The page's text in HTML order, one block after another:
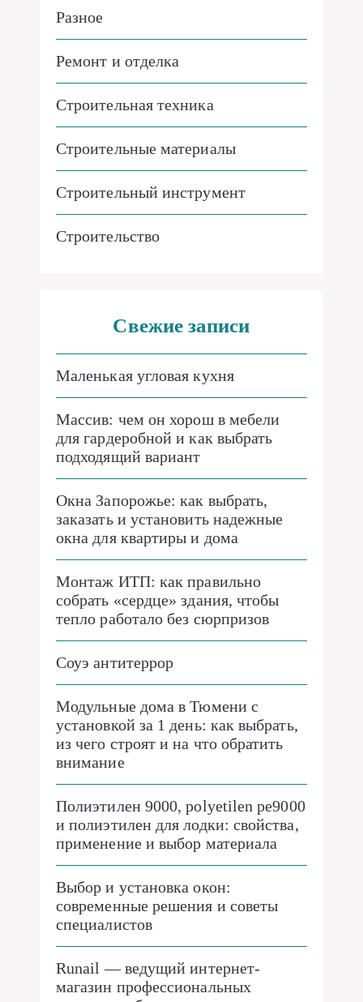
Разное
Ремонт и отделка
Строительная техника
Строительные материалы
Строительный инструмент
Строительство
Свежие записи
Маленькая угловая кухня
Массив: чем он хорош в мебели
для гардеробной и как выбрать
подходящий вариант
Окна Запорожье: как выбрать,
заказать и установить надежные
окна для квартиры и дома
Монтаж ИТП: как правильно
собрать «сердце» здания, чтобы
тепло работало без сюрпризов
Соуэ антитеррор
Модульные дома в Тюмени с
установкой за 1 день: как выбрать,
из чего строят и на что обратить
внимание
Полиэтилен 9000, polyetilen pe9000
и полиэтилен для лодки: свойства,
применение и выбор материала
Выбор и установка окон:
современные решения и советы
специалистов
Runail — ведущий интернет-
магазин профессиональных